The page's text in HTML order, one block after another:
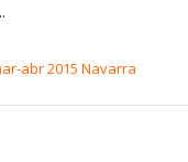
abr 2015 Navarra